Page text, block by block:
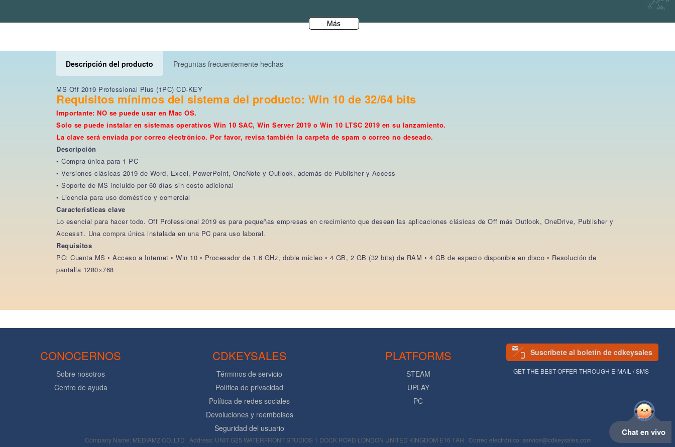
Más
Descripción del producto Preguntas frecuentemente hechas
MS Off 2019 Professional Plus (1PC) CD-KEY
Requisitos mínimos del sistema del producto: Win 10 de 32/64 bits
Importante: NO se puede usar en Mac OS.
Solo se puede instalar en sistemas operativos Win 10 SAC, Win Server 2019 o Win 10 LTSC 2019 en su lanzamiento.
La clave será enviada por correo electrónico. Por favor, revisa también la carpeta de spam o correo no deseado.
Descripción
• Compra única para 1 PC
• Versiones clásicas 2019 de Word, Excel, PowerPoint, OneNote y Outlook, además de Publisher y Access
• Soporte de MS incluido por 60 días sin costo adicional
• Licencia para uso doméstico y comercial
Características clave
Lo esencial para hacer todo. Off Professional 2019 es para pequeñas empresas en crecimiento que desean las aplicaciones clásicas de Off más Outlook, OneDrive, Publisher y
Access1. Una compra única instalada en una PC para uso laboral.
Requisitos
PC: Cuenta MS • Acceso a Internet • Win 10 • Procesador de 1.6 GHz, doble núcleo • 4 GB, 2 GB (32 bits) de RAM • 4 GB de espacio disponible en disco • Resolución de
pantalla 1280×768
CONOCERNOS
Sobre nosotros
Centro de ayuda
CDKEYSALES
Términos de servicio
Política de privacidad
Política de redes sociales
Devoluciones y reembolsos
Seguridad del usuario
PLATFORMS
STEAM
UPLAY
PC
Suscríbete al boletín de cdkeysales
GET THE BEST OFFER THROUGH E-MAIL / SMS
Company Name: MEDIAMZ CO.,LTD Address: UNIT G25 WATERFRONT STUDIOS 1 DOCK ROAD LONDON UNITED KINGDOM E16 1AH Correo electrónico: service@cdkeysales.com
Chat en vivo